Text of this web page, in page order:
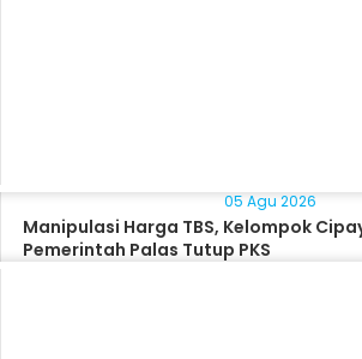
05 Agu 2026
Manipulasi Harga TBS, Kelompok
Pemerintah Palas Tutup PKS